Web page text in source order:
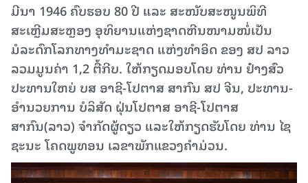
ມີນາ 1946 ຄົບຮອບ 80 ປີ ແລະ ສະໜັບສະໜູນພິທີ
ສະເຫຼີມສະຫຼອງ ອຸທິຍານແຫ່ງຊາດຫີນໜາມໜໍ່ເປັນ
ມໍລະດົກໂລກທາງທໍາມະຊາດ ແຫ່ງທໍາອິດ ຂອງ ສປ ລາວ
ລວມມູນຄ່າ 1,2 ຕື້ກີບ. ໃຫ້ກຽດມອບໂດຍ ທ່ານ ຢ໋າງສົວ
ປະທານໃຫຍ່ ບສ ອາຊີ-ໂປຕາສ ສາກົນ ສປ ຈີນ, ປະທານ-
ອຳນວຍການ ບໍລິສັດ ຝຸ່ນໂປຕາສ ອາຊີ-ໂປຕາສ
ສາກົນ(ລາວ) ຈຳກັດຜູ້ດຽວ ແລະໃຫ້ກຽດຮັບໂດຍ ທ່ານ ໄຊ
ຊະນະ ໂຄດພູທອນ ເລຂາພັກແຂວງຄໍາມ່ວນ.